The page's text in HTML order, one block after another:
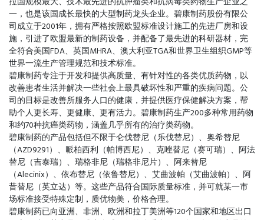
一，也是该国成长最快的大型制药龙头企业。碧康制药股份有限公
司成立于2001年，拥有严格按照欧盟标准设计施工的先进厂房和设
施，引进了欧盟最新的制药设备，并配备了最先进的科研器材，完
全符合美国FDA、英国MHRA、澳大利亚TGA和世界卫生组织GMP等
世界一流生产管理规范和技术标准。
碧康制药专注于开发和提供高质量、有针对性的各类优质药物，以
改善患者生活并解决一些社会上最具破坏性和严重的疾病问题。公
司的目标是改善所服务人口的健康，并提供医疗保健解决方案，帮
助个人更长寿、更健康、更有活力。碧康制药生产200多种常用药物
和约70种抗癌类药物，涵盖几乎所有的治疗类药物。
碧康制药的产品包括但不限于仑伐替尼（乐伐替尼）、奥希替尼
（AZD9291）、哌柏西利（帕博西尼）、克唑替尼（赛可瑞）、阿法
替尼（吉泰瑞）、瑞格非尼（瑞格非尼片）、阿来替尼
（Alecinix）、依布替尼（依鲁替尼）、艾曲波帕（艾曲波帕）、阿
昔替尼（英立达）等。这些产品符合国际质量标准，并可就某一市
场标准接受特殊定制，质优物美，价格合理。
碧康制药已向亚洲、非洲、欧洲和拉丁美洲等120个国家和地区出口